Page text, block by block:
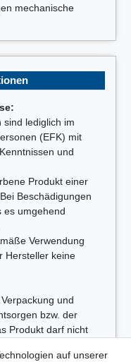
mechanische
lediglich im
(EFK) mit
und
Produkt einer
Beschädigungen
es umgehend
Verwendung
Hersteller keine
und
bzw. der
Produkt darf nicht
auf unserer